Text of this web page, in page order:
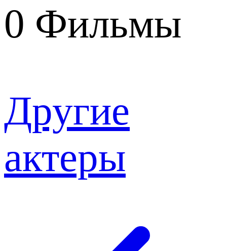
0 Фильмы
Другие
актеры